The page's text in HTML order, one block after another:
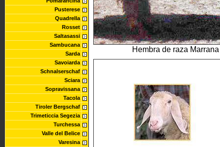
Pusterese
Quadrella
Rosset
Saltasassi
Sambucana
Sarda
Savoiarda
Schnalserschaf
Sciara
Sopravissana
Tacola
Tiroler Bergschaf
Trimeticcia Segezia
Turchessa
Valle del Belice
Varesina
Hembra de raza